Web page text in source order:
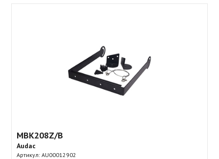
MBK208Z/B
Audac
Артикул:AU00012902